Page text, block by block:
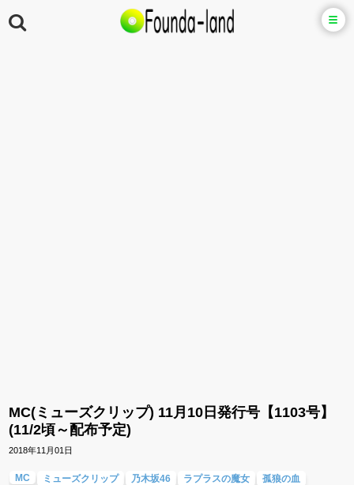
MC(ミューズクリップ) 11月10日発行号【1103号】
(11/2頃～配布予定)
2018年11月01日
MC ミューズクリップ 乃木坂46 ラプラスの魔女 孤狼の血